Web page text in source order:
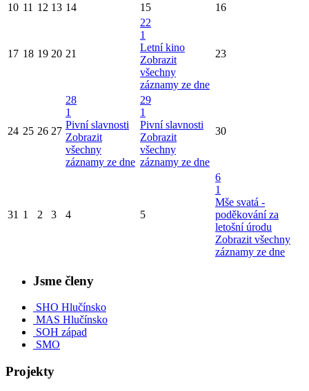
10 11 12 13 14 15 16
17 18 19 20 21
22
1
Letní kino
Zobrazit
všechny
záznamy ze dne
23
24 25 26 27
28
1
Pivní slavnosti
Zobrazit
všechny
záznamy ze dne
29
1
Pivní slavnosti
Zobrazit
všechny
záznamy ze dne
30
31 1 2 3 4 5
6
1
Mše svatá -
poděkování za
letošní úrodu
Zobrazit všechny
záznamy ze dne
Jsme členy
SHO Hlučínsko
MAS Hlučínsko
SOH západ
SMO
Projekty